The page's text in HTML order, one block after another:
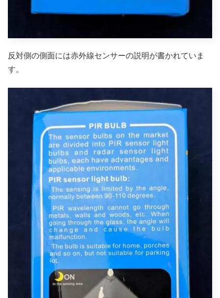
反対側の側面には赤外線センサーの説明が書かれていま
す。